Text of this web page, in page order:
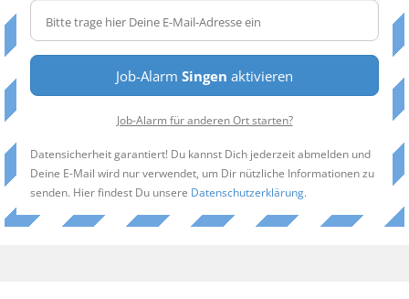
Job-Alarm Singen aktivieren
Job-Alarm für anderen Ort starten?
Datensicherheit garantiert! Du kannst Dich jederzeit abmelden und
Deine E-Mail wird nur verwendet, um Dir nützliche Informationen zu
senden. Hier findest Du unsere Datenschutzerklärung.